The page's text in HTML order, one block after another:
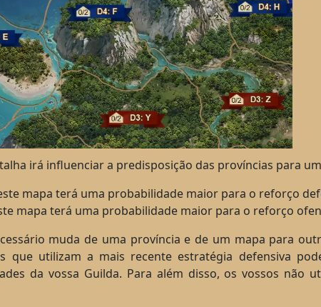
irá influenciar a predisposição das províncias para
mapa terá uma probabilidade maior para o reforço
mapa terá uma probabilidade maior para o reforço
muda de uma província e de um mapa para
que utilizam a mais recente estratégia defensiva
da vossa Guilda. Para além disso, os vossos não